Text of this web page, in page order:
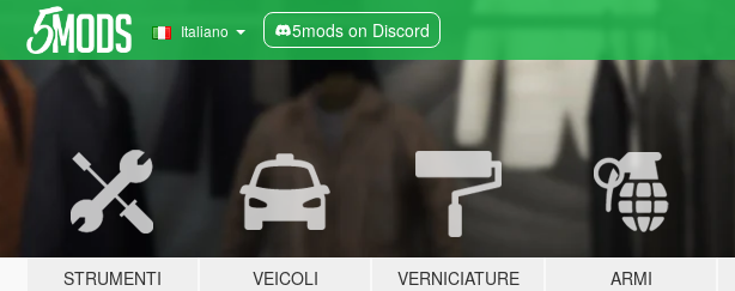
Italiano 5mods on Discord
STRUMENTI VEICOLI VERNICIATURE ARMI